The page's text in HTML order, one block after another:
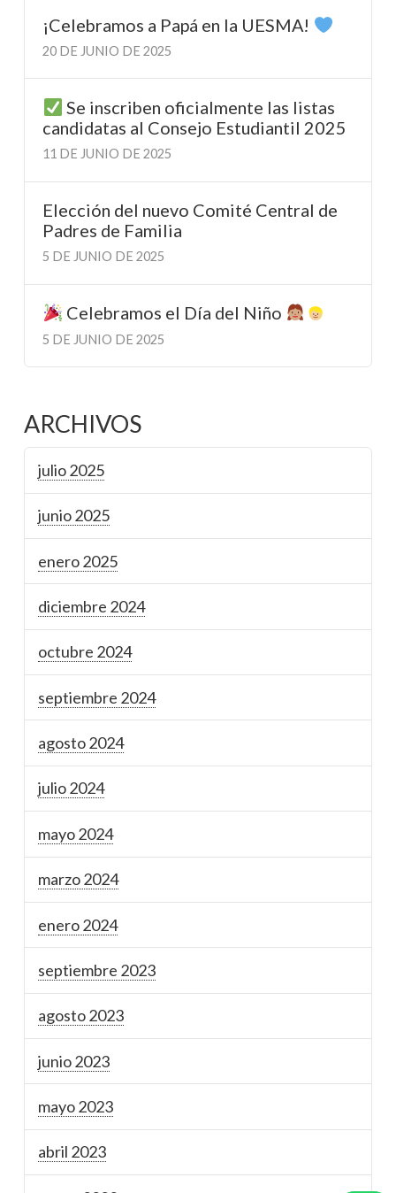
¡Celebramos a Papá en la UESMA!
20 DE JUNIO DE 2025
Se inscriben oficialmente las listas
candidatas al Consejo Estudiantil 2025
11 DE JUNIO DE 2025
Elección del nuevo Comité Central de
Padres de Familia
5 DE JUNIO DE 2025
Celebramos el Día del Niño
5 DE JUNIO DE 2025
ARCHIVOS
julio 2025
junio 2025
enero 2025
diciembre 2024
octubre 2024
septiembre 2024
agosto 2024
julio 2024
mayo 2024
marzo 2024
enero 2024
septiembre 2023
agosto 2023
junio 2023
mayo 2023
abril 2023